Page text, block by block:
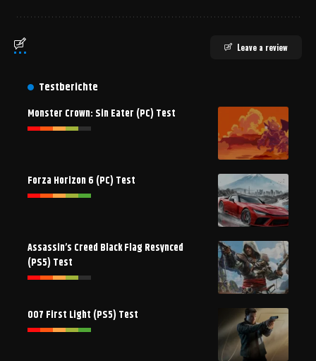
Leave a review
Testberichte
Monster Crown: Sin Eater (PC) Test
Forza Horizon 6 (PC) Test
Assassin’s Creed Black Flag Resynced
(PS5) Test
007 First Light (PS5) Test